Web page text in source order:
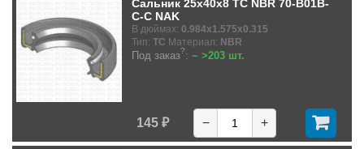
Сальник 25x40x8 TC NBR 70-B01B-
C-C NAK
В дюймах: 0.984x1.575x0.315
Тип: TC Материал: NBR
Под заказ?: ~ >203 шт.
145 ₽ − +